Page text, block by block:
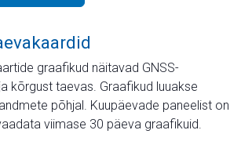
graafikud näitavad GNSS-
kõrgust taevas. Graafikud luuakse
põhjal. Kuupäevade paneelist on
viimase 30 päeva graafikuid.